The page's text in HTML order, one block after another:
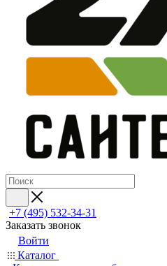
+7 (495) 532‑34‑31
Заказать звонок
Войти
Каталог